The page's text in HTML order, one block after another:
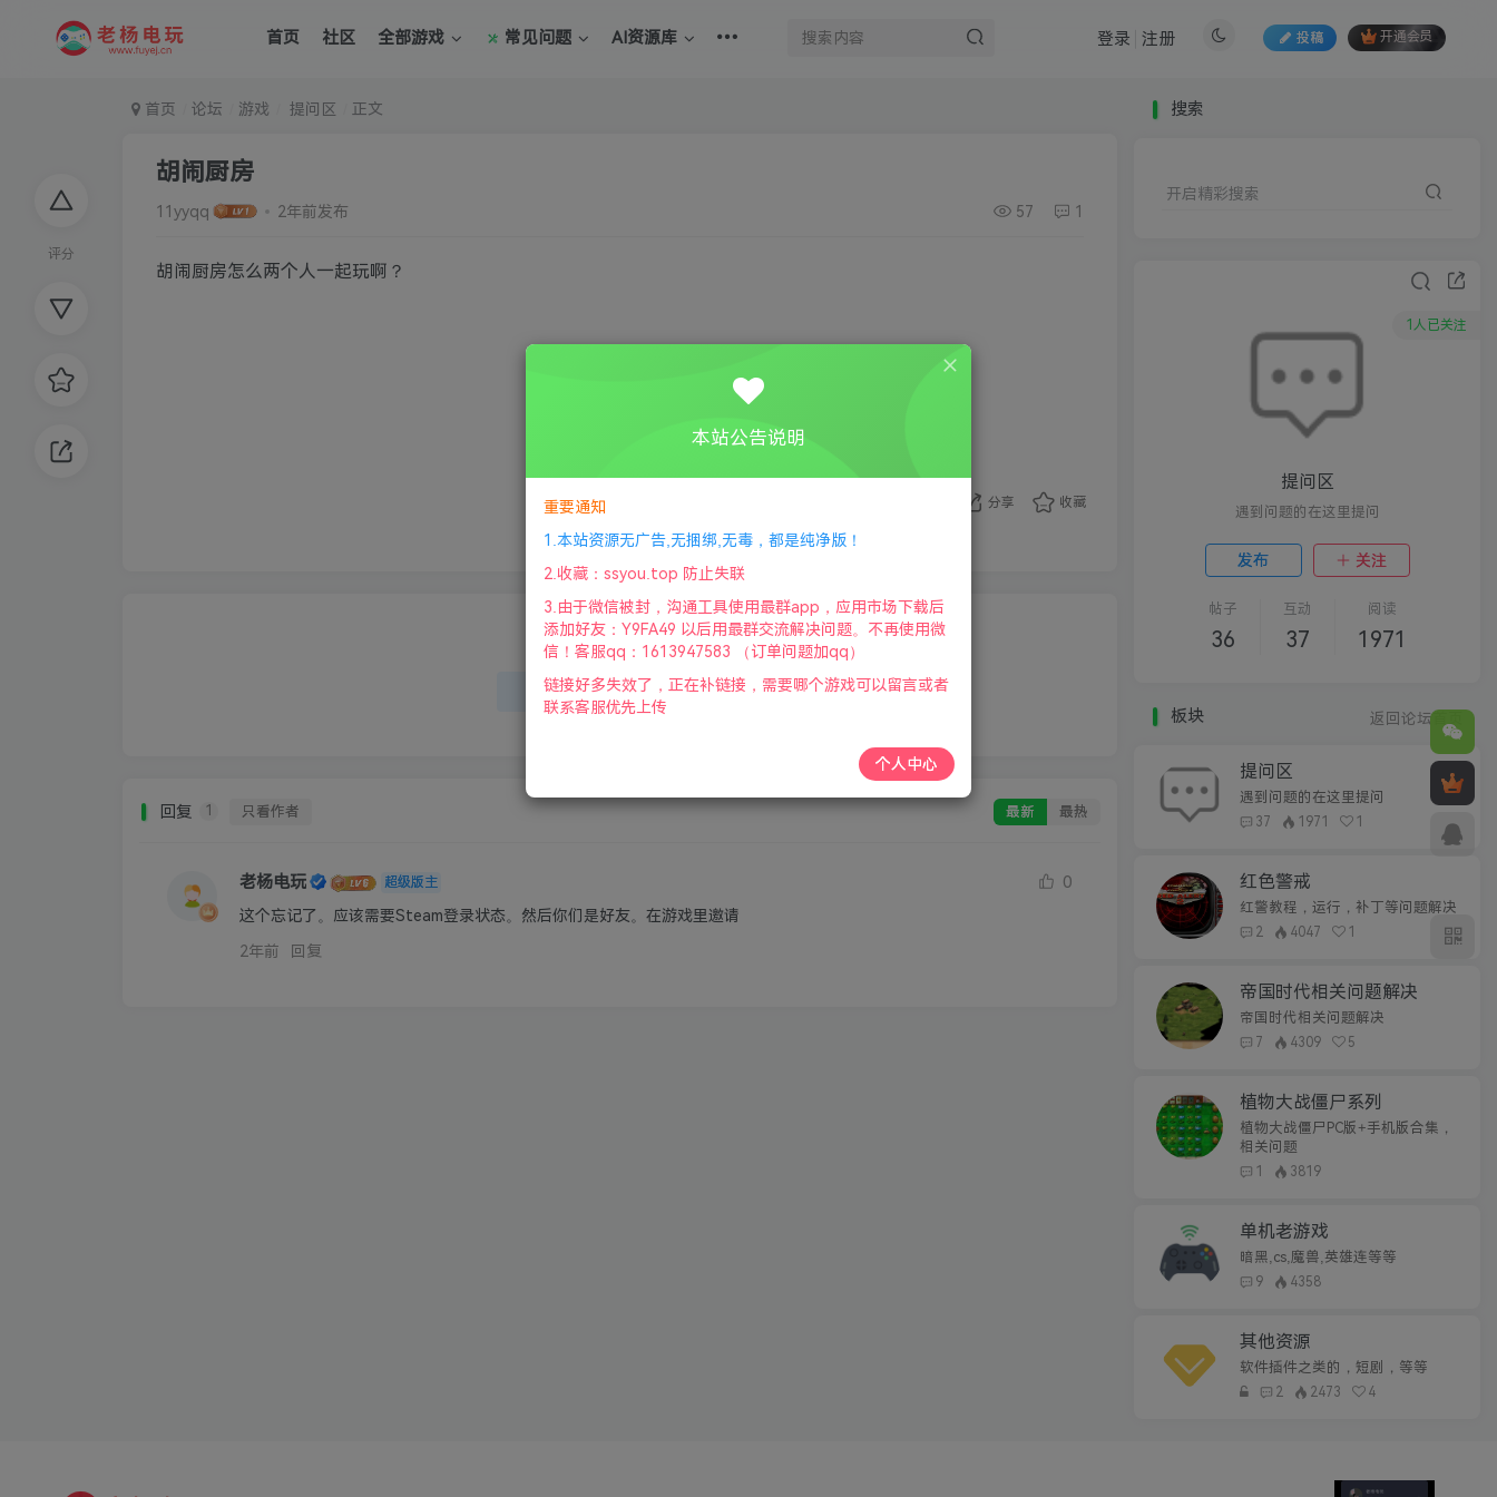
首页 社区 全部游戏 常见问题 AI资源库 投稿 开通会员
登录 注册
评分
首页 论坛 游戏 提问区 正文
胡闹厨房
11yyqq 2年前发布 57 1
胡闹厨房怎么两个人一起玩啊？
分享 收藏
请登录后发表评论
登录 注册
回复 1 只看作者 最新 最热
老杨电玩 超级版主 0
这个忘记了。应该需要Steam登录状态。然后你们是好友。在游戏里邀请
2年前
回复
搜索
开启精彩搜索
1人已关注
提问区
遇到问题的在这里提问
发布 关注
帖子
36
互动
37
阅读
1971
板块 返回论坛首页
提问区
遇到问题的在这里提问
37 1971 1
红色警戒
红警教程，运行，补丁等问题解决
2 4047 1
帝国时代相关问题解决
帝国时代相关问题解决
7 4309 5
植物大战僵尸系列
植物大战僵尸PC版+手机版合集，
相关问题
1 3819
单机老游戏
暗黑,cs,魔兽,英雄连等等
9 4358
其他资源
软件插件之类的，短剧，等等
2 2473 4
本站公告说明
重要通知
1.本站资源无广告,无捆绑,无毒，都是纯净版！
2.收藏：ssyou.top 防止失联
3.由于微信被封，沟通工具使用最群app，应用市场下载后
添加好友：Y9FA49 以后用最群交流解决问题。不再使用微
信！客服qq：1613947583 （订单问题加qq）
链接好多失效了，正在补链接，需要哪个游戏可以留言或者
联系客服优先上传
个人中心